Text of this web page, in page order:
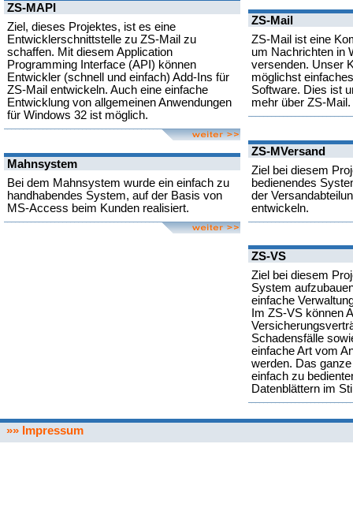
ZS-MAPI
Ziel, dieses Projektes, ist es eine
Entwicklerschnittstelle zu ZS-Mail zu
schaffen. Mit diesem Application
Programming Interface (API) können
Entwickler (schnell und einfach) Add-Ins für
ZS-Mail entwickeln. Auch eine einfache
Entwicklung von allgemeinen Anwendungen
für Windows 32 ist möglich.
Mahnsystem
Bei dem Mahnsystem wurde ein einfach zu
handhabendes System, auf der Basis von
MS-Access beim Kunden realisiert.
ZS-Mail
ZS-Mail ist eine
um Nachrichten in
versenden. Unser
möglichst
Software. Dies ist
mehr über ZS-Mail.
ZS-MVersand
Ziel bei diesem
bedienendes
der
entwickeln.
ZS-VS
Ziel bei diesem
System
einfache
Im ZS-VS können
Schadensfälle
einfache Art vom
werden. Das
einfach zu
Datenblättern im
»» Impressum